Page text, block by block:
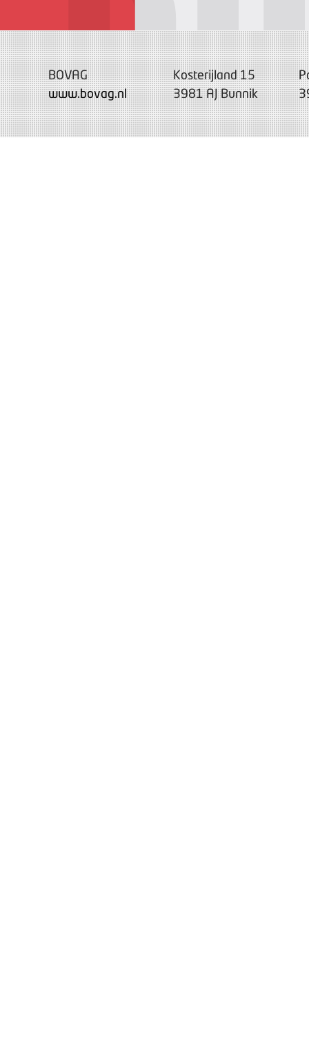
BOVAG
www.bovag.nl
Kosterijland 15
3981 AJ Bunnik